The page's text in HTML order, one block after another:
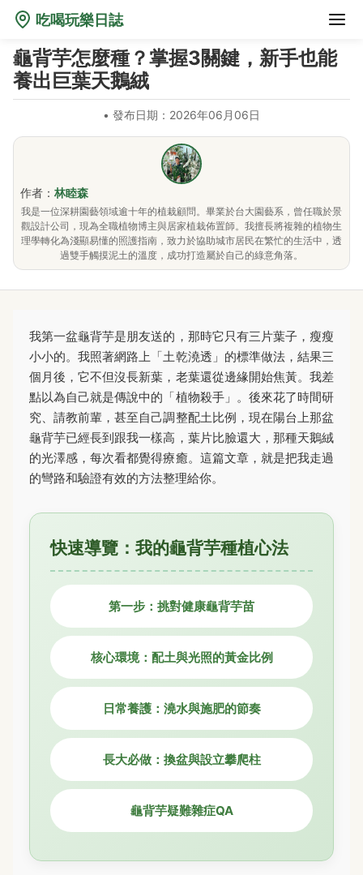
吃喝玩樂日誌
龜背芋怎麼種？掌握3關鍵，新手也能
養出巨葉天鵝絨
• 發布日期：2026年06月06日
作者： 林睦森
我是一位深耕園藝領域逾十年的植栽顧問。畢業於台大園藝系，曾任職於景
觀設計公司，現為全職植物博主與居家植栽佈置師。我擅長將複雜的植物生
理學轉化為淺顯易懂的照護指南，致力於協助城市居民在繁忙的生活中，透
過雙手觸摸泥土的溫度，成功打造屬於自己的綠意角落。
我第一盆龜背芋是朋友送的，那時它只有三片葉子，瘦瘦
小小的。我照著網路上「土乾澆透」的標準做法，結果三
個月後，它不但沒長新葉，老葉還從邊緣開始焦黃。我差
點以為自己就是傳說中的「植物殺手」。後來花了時間研
究、請教前輩，甚至自己調整配土比例，現在陽台上那盆
龜背芋已經長到跟我一樣高，葉片比臉還大，那種天鵝絨
的光澤感，每次看都覺得療癒。這篇文章，就是把我走過
的彎路和驗證有效的方法整理給你。
快速導覽：我的龜背芋種植心法
第一步：挑對健康龜背芋苗
核心環境：配土與光照的黃金比例
日常養護：澆水與施肥的節奏
長大必做：換盆與設立攀爬柱
龜背芋疑難雜症QA